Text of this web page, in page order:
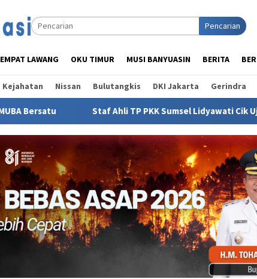
Pencarian
EMPAT LAWANG OKU TIMUR MUSI BANYUASIN BERITA
Kejahatan Nissan Bulutangkis DKI Jakarta Gerindra
Staf Ahli TP PKK Sumsel Lidyawati Cik Ujang: Pelatihan